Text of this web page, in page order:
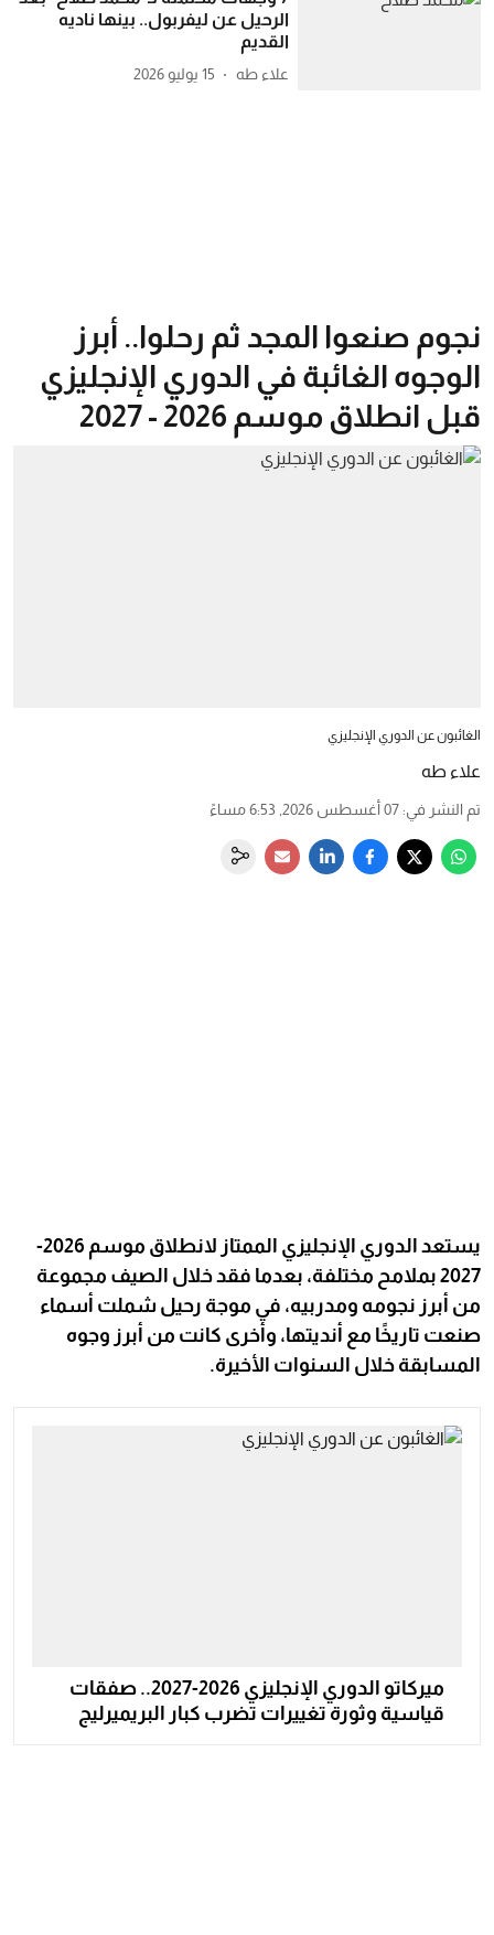
الرحيل عن ليفربول.. بينها ناديه
القديم
علاء طه 15 يوليو 2026
نجوم صنعوا المجد ثم رحلوا.. أبرز
الوجوه الغائبة في الدوري الإنجليزي
قبل انطلاق موسم 2026 - 2027
الغائبون عن الدوري الإنجليزي
علاء طه
تم النشر في: 07 أغسطس 2026, 6:53 مساءً
يستعد الدوري الإنجليزي الممتاز لانطلاق موسم 2026-
2027 بملامح مختلفة، بعدما فقد خلال الصيف مجموعة
من أبرز نجومه ومدربيه، في موجة رحيل شملت أسماء
صنعت تاريخًا مع أنديتها، وأخرى كانت من أبرز وجوه
المسابقة خلال السنوات الأخيرة.
ميركاتو الدوري الإنجليزي 2026-2027.. صفقات
قياسية وثورة تغييرات تضرب كبار البريميرليج